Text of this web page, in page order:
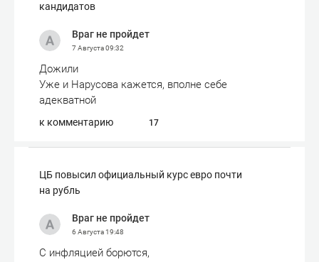
кандидатов
Враг не пройдет
7 Августа09:32
Дожили
Уже и Нарусова кажется, вполне себе
адекватной
к комментарию 17
ЦБ повысил официальный курс евро почти
на рубль
Враг не пройдет
6 Августа19:48
С инфляцией борются,